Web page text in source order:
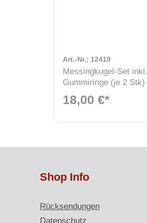
Art.-Nr.: 12419
Messingkugel-Set inkl.
Gummiringe (je 2 Stk)
18,00 €*
Shop Info
Rücksendungen
Datenschutz